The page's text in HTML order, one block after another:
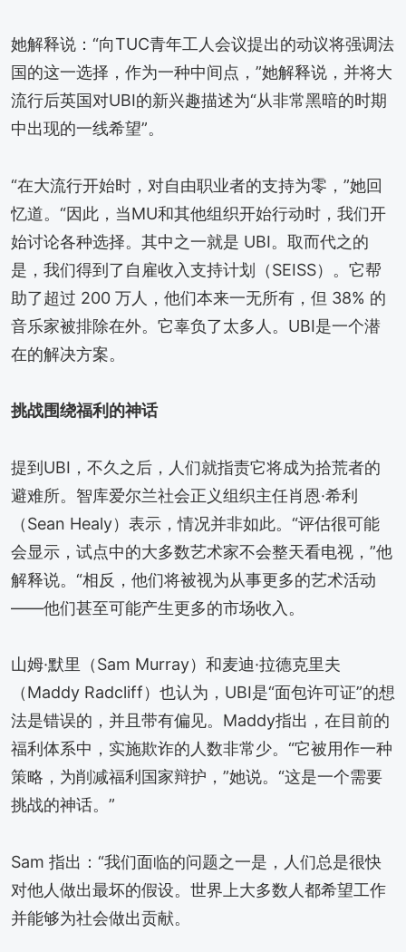
她解释说：“向TUC青年工人会议提出的动议将强调法
国的这一选择，作为一种中间点，”她解释说，并将大
流行后英国对UBI的新兴趣描述为“从非常黑暗的时期
中出现的一线希望”。
“在大流行开始时，对自由职业者的支持为零，”她回
忆道。“因此，当MU和其他组织开始行动时，我们开
始讨论各种选择。其中之一就是 UBI。取而代之的
是，我们得到了自雇收入支持计划（SEISS）。它帮
助了超过 200 万人，他们本来一无所有，但 38% 的
音乐家被排除在外。它辜负了太多人。UBI是一个潜
在的解决方案。
挑战围绕福利的神话
提到UBI，不久之后，人们就指责它将成为拾荒者的
避难所。智库爱尔兰社会正义组织主任肖恩·希利
（Sean Healy）表示，情况并非如此。“评估很可能
会显示，试点中的大多数艺术家不会整天看电视，”他
解释说。“相反，他们将被视为从事更多的艺术活动
——他们甚至可能产生更多的市场收入。
山姆·默里（Sam Murray）和麦迪·拉德克里夫
（Maddy Radcliff）也认为，UBI是“面包许可证”的想
法是错误的，并且带有偏见。Maddy指出，在目前的
福利体系中，实施欺诈的人数非常少。“它被用作一种
策略，为削减福利国家辩护，”她说。“这是一个需要
挑战的神话。”
Sam 指出：“我们面临的问题之一是，人们总是很快
对他人做出最坏的假设。世界上大多数人都希望工作
并能够为社会做出贡献。